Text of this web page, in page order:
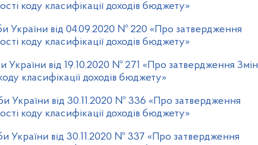
коду класифікації доходів бюджету»
України від 04.09.2020 № 220 «Про затвердження
коду класифікації доходів бюджету»
України від 19.10.2020 № 271 «Про затвердження Змін
класифікації доходів бюджету»
України від 30.11.2020 № 336 «Про затвердження
коду класифікації доходів бюджету»
України від 30.11.2020 № 337 «Про затвердження